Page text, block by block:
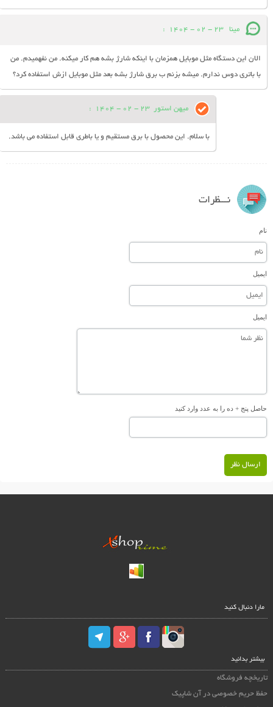
مینا 23 - 02 - 1404
:
الان این دستگاه مثل موبایل همزمان با اینکه شارژ بشه هم کار میکنه. من نفهمیدم. من
با باتری دوس ندارم. میشه بزنم ب برق شارژ بشه بعد مثل موبایل ازش استفاده کرد؟
میهن استور 23 - 02 - 1404
:
با سلام. این محصول با برق مستقیم و یا باطری قابل استفاده می باشد.
نـــظرات
نام
ایمیل
ایمیل
حاصل پنج + ده را به عدد وارد کنید
ارسال نظر
مارا دنبال کنید
بیشتر بدانید
تاریخچه فروشگاه
حفظ حریم خصوصی در آن شاپیک